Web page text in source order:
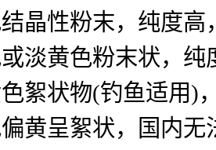
晶性粉末，纯度高
淡黄色粉末状，
絮状物(钓鱼适用)
黄呈絮状，国内